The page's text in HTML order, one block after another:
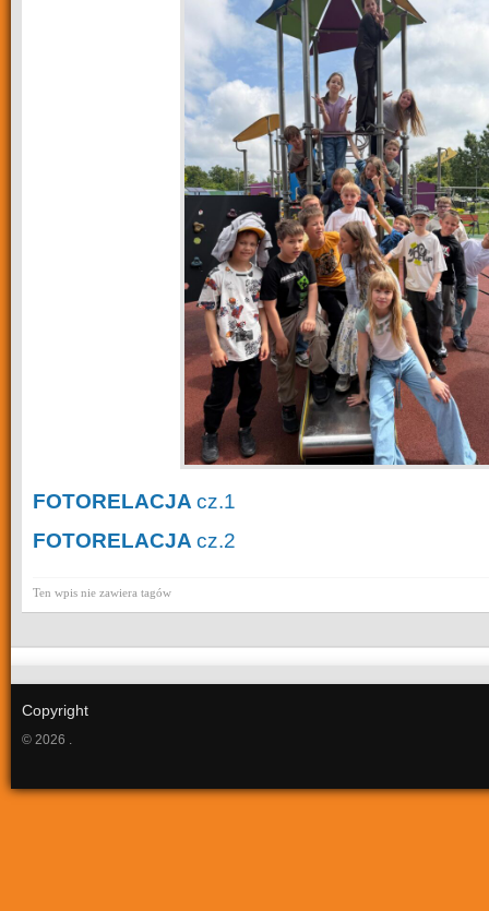
FOTORELACJA cz.1
FOTORELACJA cz.2
Ten wpis nie zawiera tagów
Copyright
© 2026 .